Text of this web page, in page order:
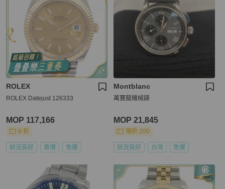
ROLEX
ROLEX Datejust 126333
MOP 117,166
9 折
狀況良好 香港 免運
Montblanc
萬寶龍機械錶
MOP 21,845
現折 200
狀況良好 台灣 免運